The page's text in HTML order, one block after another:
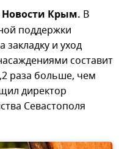
Крым. В
поддержки
закладку и уход
составит
раза больше, чем
директор
Севастополя